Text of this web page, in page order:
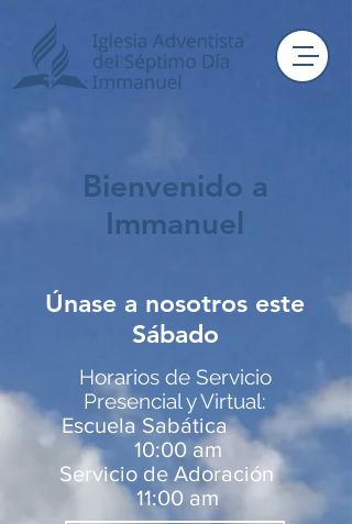
Bienvenido a
Immanuel
Únase a nosotros este
Sábado
Horarios de Servicio
Presencial y Virtual:
Escuela Sabática
10:00 am
Servicio de Adoración
11:00 am